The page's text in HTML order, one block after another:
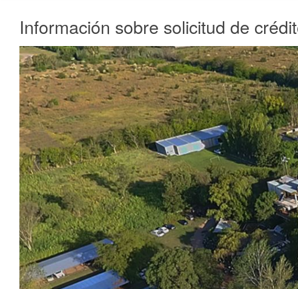
Información sobre solicitud de